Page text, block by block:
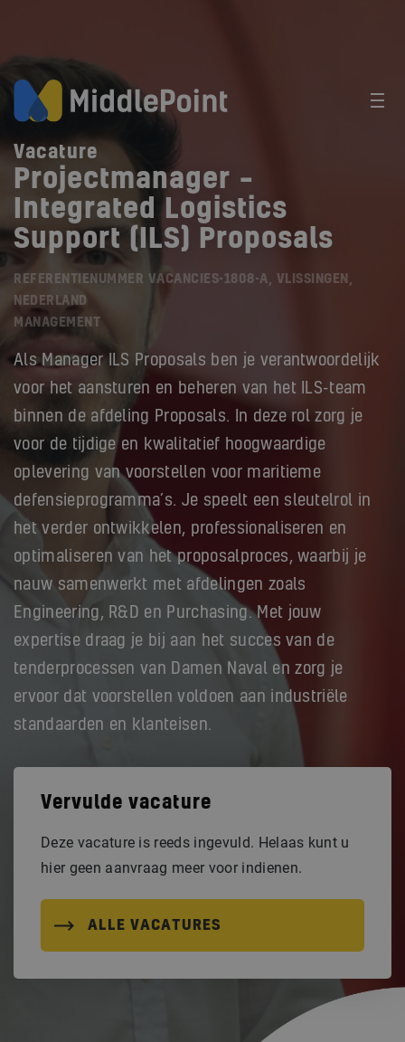
Vacature
Projectmanager –
Integrated Logistics
Support (ILS) Proposals
REFERENTIENUMMER VACANCIES-1808-A, VLISSINGEN,
NEDERLAND
MANAGEMENT
Als Manager ILS Proposals ben je verantwoordelijk
voor het aansturen en beheren van het ILS-team
binnen de afdeling Proposals. In deze rol zorg je
voor de tijdige en kwalitatief hoogwaardige
oplevering van voorstellen voor maritieme
defensieprogramma’s. Je speelt een sleutelrol in
het verder ontwikkelen, professionaliseren en
optimaliseren van het proposalproces, waarbij je
nauw samenwerkt met afdelingen zoals
Engineering, R&D en Purchasing. Met jouw
expertise draag je bij aan het succes van de
tenderprocessen van Damen Naval en zorg je
ervoor dat voorstellen voldoen aan industriële
standaarden en klanteisen.
Vervulde vacature
Deze vacature is reeds ingevuld. Helaas kunt u
hier geen aanvraag meer voor indienen.
ALLE VACATURES